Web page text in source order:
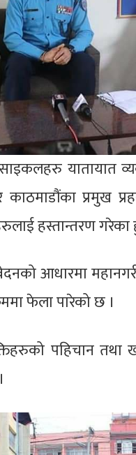
यातायात
प्रमुख
हस्तान्तरण गरेका
आधारमा
फेला पारेको छ ।
पहिचान